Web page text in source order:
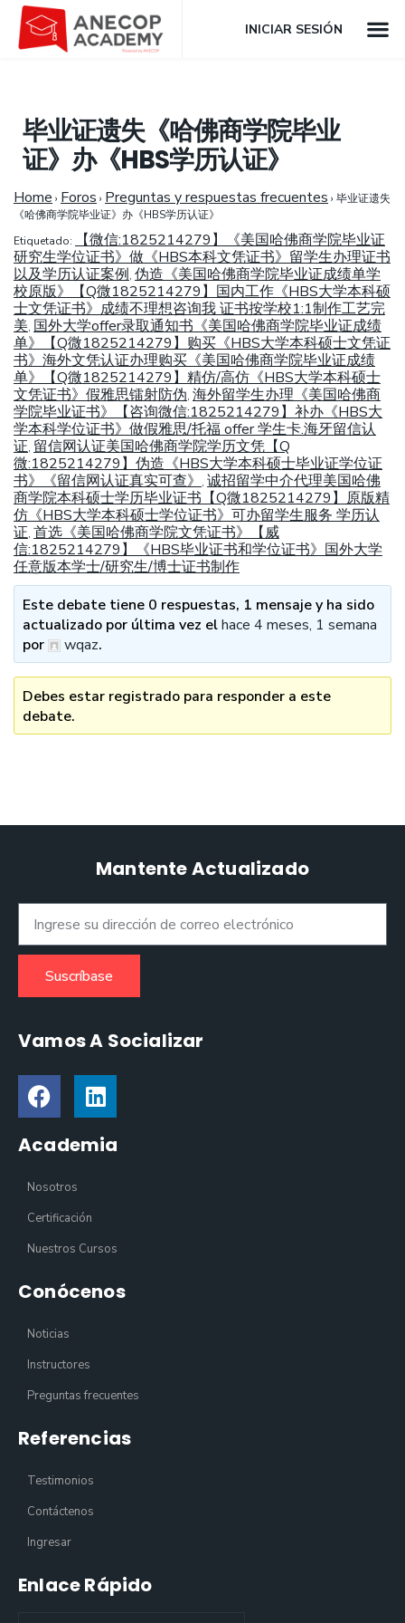
INICIAR SESIÓN
毕业证遗失《哈佛商学院毕业
证》办《HBS学历认证》
Home › Foros › Preguntas y respuestas frecuentes › 毕业证遗失
《哈佛商学院毕业证》办《HBS学历认证》
Etiquetado:
【微信:1825214279】《美国哈佛商学院毕业证
研究生学位证书》做《HBS本科文凭证书》留学生办理证书
以及学历认证案例, 伪造《美国哈佛商学院毕业证成绩单学
校原版》【Q微1825214279】国内工作《HBS大学本科硕
士文凭证书》成绩不理想咨询我 证书按学校1:1制作工艺完
美, 国外大学offer录取通知书《美国哈佛商学院毕业证成绩
单》【Q微1825214279】购买《HBS大学本科硕士文凭证
书》海外文凭认证办理购买《美国哈佛商学院毕业证成绩
单》【Q微1825214279】精仿/高仿《HBS大学本科硕士
文凭证书》假雅思镭射防伪, 海外留学生办理《美国哈佛商
学院毕业证书》【咨询微信:1825214279】补办《HBS大
学本科学位证书》做假雅思/托福 offer 学生卡.海牙留信认
证, 留信网认证美国哈佛商学院学历文凭【Q
微:1825214279】伪造《HBS大学本科硕士毕业证学位证
书》《留信网认证真实可查》
, 诚招留学中介代理美国哈佛
商学院本科硕士学历毕业证书【Q微1825214279】原版精
仿《HBS大学本科硕士学位证书》可办留学生服务 学历认
证, 首选《美国哈佛商学院文凭证书》【威
信:1825214279】《HBS毕业证书和学位证书》国外大学
任意版本学士/研究生/博士证书制作
Este debate tiene 0 respuestas, 1 mensaje y ha sido
actualizado por última vez elhace 4 meses, 1 semana
por
wqaz.
Debes estar registrado para responder a este
debate.
Mantente Actualizado
Suscríbase
Vamos A Socializar
Academia
Nosotros
Certificación
Nuestros Cursos
Conócenos
Noticias
Instructores
Preguntas frecuentes
Referencias
Testimonios
Contáctenos
Ingresar
Enlace Rápido